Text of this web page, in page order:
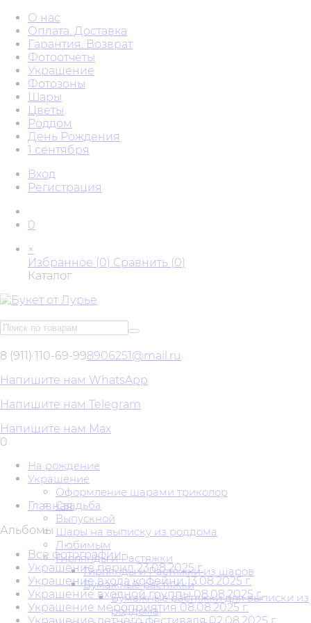
О нас
Оплата. Доставка
Гарантия. Возврат
Фотоотчеты
Украшение
Фотозоны
Шары
Цветы
Роддом
День Рождения
1 сентября
Вход
Регистрация
0
×
Избранное (0) Сравнить (0)
Каталог
8 (911) 110-69-998906251@mail.ru
Напишите нам WhatsApp
Напишите нам Telegram
Напишите нам Max
0
На рождение
Украшение
Оформление шарами триколор
Свадьба
Выпускной
Шары на выписку из роддома
Любимым
Гирлянды и Растяжки
Гирлянды и Растяжки из шаров
Бумажные растяжки
Бумажные растяжки для выписки из
роддома
Главная
Альбомы
Все фотографии
Украшение перил 23.08.2025 г.
Украшение входа кофейни 13.08.2025 г.
Украшение входной группы 08.08.2025 г.
Украшение мероприятия 08.08.2025 г.